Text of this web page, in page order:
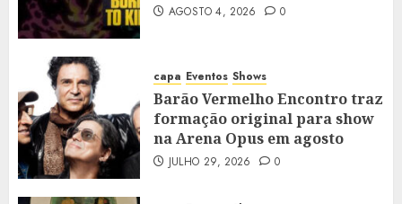
AGOSTO 4, 2026 0
capa Eventos Shows
Barão Vermelho Encontro traz
formação original para show
na Arena Opus em agosto
JULHO 29, 2026 0